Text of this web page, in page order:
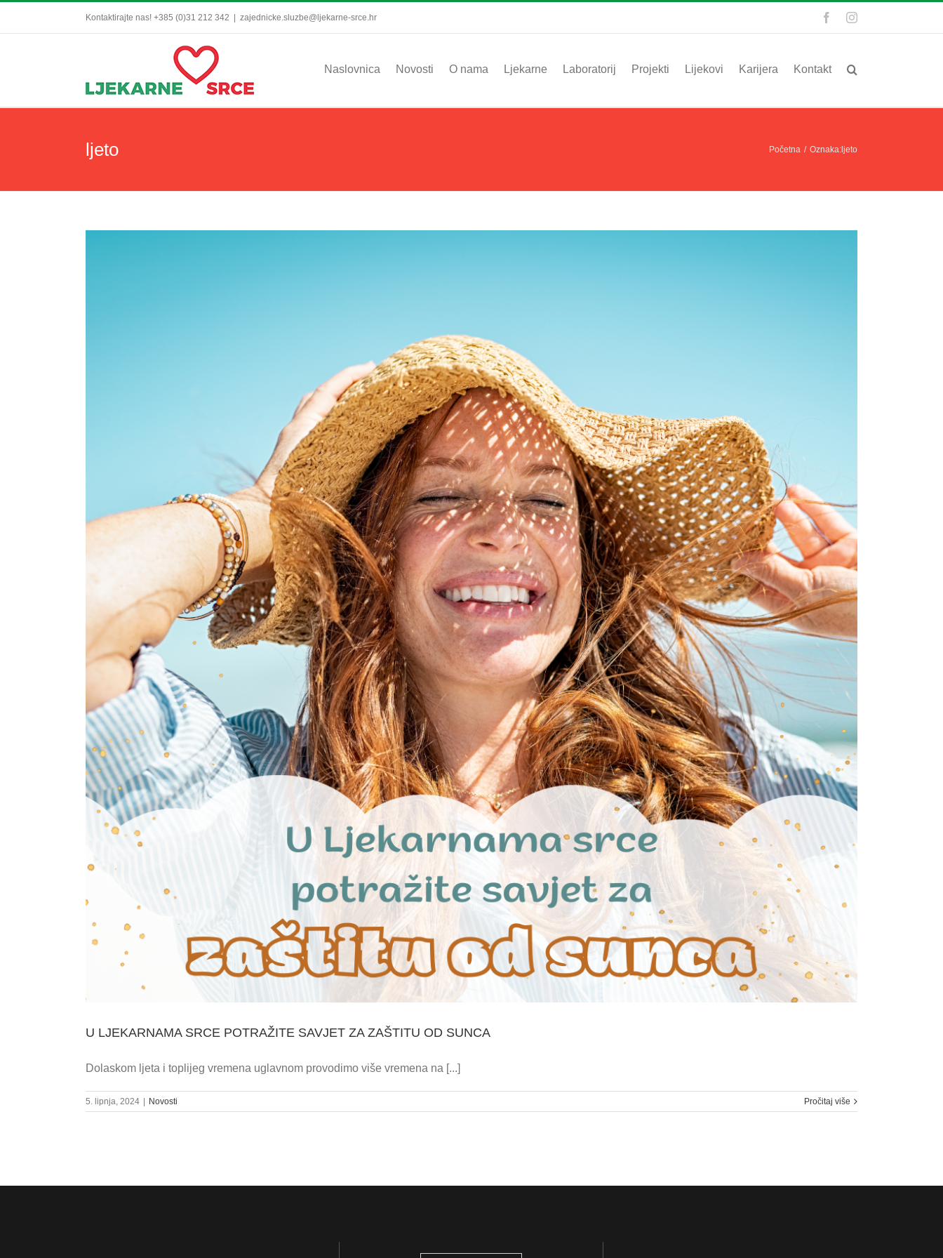
Kontaktirajte nas! +385 (0)31 212 342 zajednicke.sluzbe@ljekarne-srce.hr FacebookInstagram
Naslovnica Novosti O nama Ljekarne Laboratorij Projekti Lijekovi Karijera Kontakt
ljeto Početna / Oznaka: ljeto
U LJEKARNAMA SRCE POTRAŽITE SAVJET ZA ZAŠTITU OD SUNCA
Dolaskom ljeta i toplijeg vremena uglavnom provodimo više vremena na [...]
5. lipnja, 2024 Novosti Pročitaj više